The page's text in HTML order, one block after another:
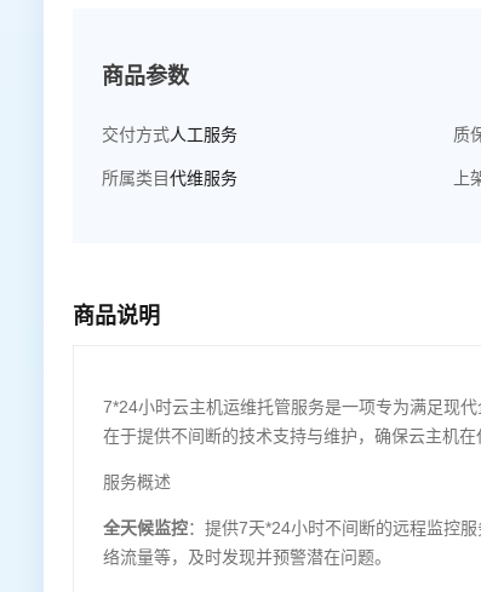
商品参数
交付方式人工服务 质
所属类目代维服务 上
商品说明
7*24小时云主机运维托管服务是一项专为满足现
在于提供不间断的技术支持与维护，确保云主机
服务概述
全天候监控：提供7天*24小时不间断的远程监控
络流量等，及时发现并预警潜在问题。